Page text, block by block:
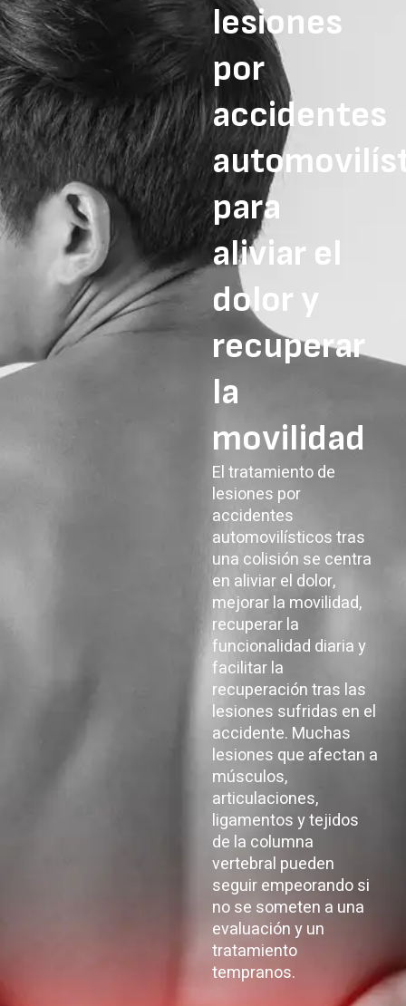
lesiones
por
accidentes
para
aliviar el
dolor y
recuperar
la
movilidad
El tratamiento de
lesiones por
accidentes
automovilísticos tras
una colisión se centra
en aliviar el dolor,
mejorar la movilidad,
recuperar la
funcionalidad diaria y
facilitar la
recuperación tras las
lesiones sufridas en el
accidente. Muchas
lesiones que afectan a
músculos,
articulaciones,
ligamentos y tejidos
de la columna
vertebral pueden
seguir empeorando si
no se someten a una
evaluación y un
tratamiento
tempranos.